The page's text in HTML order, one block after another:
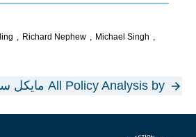
Richard Nephew
Michael Singh
All Policy Analysis by مایکل سینگ